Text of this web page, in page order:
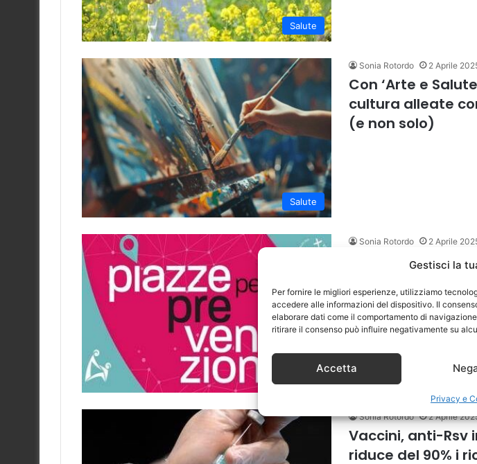
Gestisci la
Per fornire le migliori esperienze, utilizziamo
accedere alle informazioni del dispositivo. Il
elaborare dati come il comportamento di
ritirare il consenso può influire negativamente su
Accetta
Privacy e
Salute
Salute
Sonia Rotordo 2 Aprile
Con ‘Arte e
cultura alleate
(e non solo)
Sonia Rotordo 2 Aprile
‘Piazze per la
Giubileo degli
mondo della
Sonia Rotordo 2 Aprile
Vaccini, anti-Rsv
riduce del 90% i